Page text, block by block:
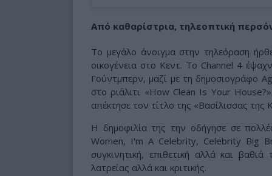
Από καθαρίστρια, τηλεοπτική
Το μεγάλο άνοιγμα στην τηλεόραση
οικογένεια στο Κεντ. Το Channel 4
Γούντμπερν, μαζί με τη δημοσιογράφο
στο ριάλιτι «How Clean Is Your
απέκτησε τον τίτλο της «Βασίλισσας της
Η δημοφιλία της την οδήγησε σε
Women, I'm A Celebrity, Celebrity Big
συγκινητική, επιθετική αλλά και
λατρείας αλλά και κριτικής.